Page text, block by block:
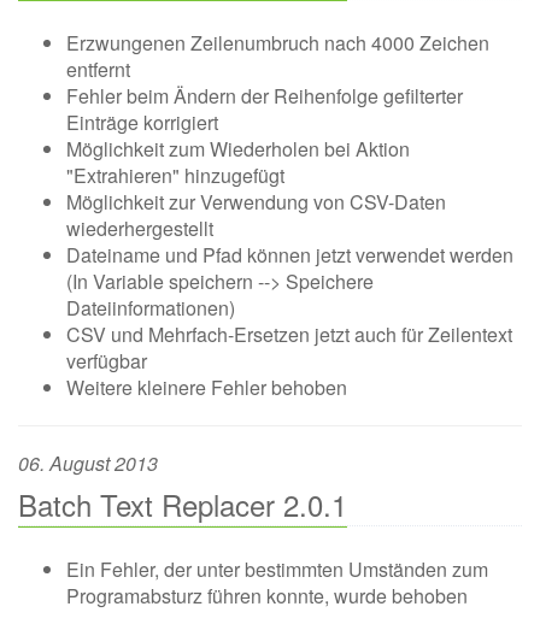
Erzwungenen Zeilenumbruch nach 4000 Zeichen
entfernt
Fehler beim Ändern der Reihenfolge gefilterter
Einträge korrigiert
Möglichkeit zum Wiederholen bei Aktion
"Extrahieren" hinzugefügt
Möglichkeit zur Verwendung von CSV-Daten
wiederhergestellt
Dateiname und Pfad können jetzt verwendet werden
(In Variable speichern --> Speichere
Dateiinformationen)
CSV und Mehrfach-Ersetzen jetzt auch für Zeilentext
verfügbar
Weitere kleinere Fehler behoben
06. August 2013
Batch Text Replacer 2.0.1
Ein Fehler, der unter bestimmten Umständen zum
Programabsturz führen konnte, wurde behoben